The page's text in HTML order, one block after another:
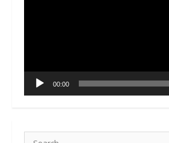
00:00
Search